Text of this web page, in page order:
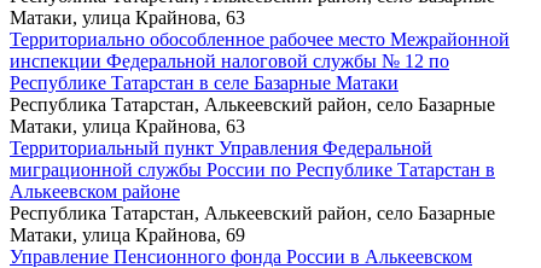
Матаки, улица Крайнова, 63
Территориально обособленное рабочее место Межрайонной
инспекции Федеральной налоговой службы № 12 по
Республике Татарстан в селе Базарные Матаки
Республика Татарстан, Алькеевский район, село Базарные
Матаки, улица Крайнова, 63
Территориальный пункт Управления Федеральной
миграционной службы России по Республике Татарстан в
Алькеевском районе
Республика Татарстан, Алькеевский район, село Базарные
Матаки, улица Крайнова, 69
Управление Пенсионного фонда России в Алькеевском